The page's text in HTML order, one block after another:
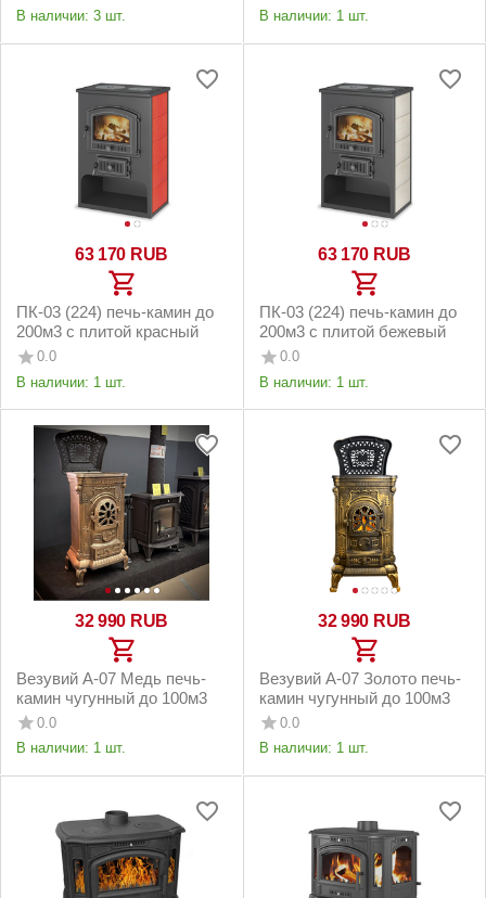
В наличии: 3 шт.
В наличии: 1 шт.
63 170 RUB
ПК-03 (224) печь-камин до
200м3 с плитой красный
0.0
В наличии: 1 шт.
63 170 RUB
ПК-03 (224) печь-камин до
200м3 с плитой бежевый
0.0
В наличии: 1 шт.
32 990 RUB
Везувий А-07 Медь печь-
камин чугунный до 100м3
0.0
В наличии: 1 шт.
32 990 RUB
Везувий А-07 Золото печь-
камин чугунный до 100м3
0.0
В наличии: 1 шт.